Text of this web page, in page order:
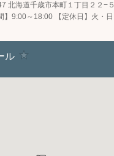
北海道千歳市本町１丁目２２−５
】9:00～18:00 【定休日】火・日